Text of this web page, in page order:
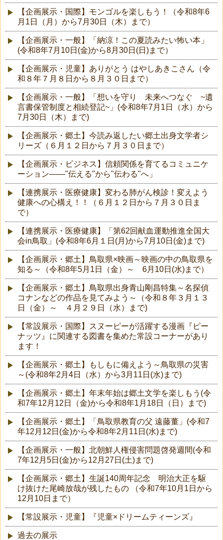
【企画展示・国際】モンゴルを楽しもう！（令和8年6
月1日（月）から7月30日（木）まで）
【企画展示・一般】「納涼！この夏読みたい怖い本」
(令和8年7月10日(金)から8月30日(日)まで）
【企画展示・児童】ありがとう はやしあきこさん（令
和８年７月８日から８月３０日まで）
【企画展示・一般】「想いを守り 未来へつなぐ ~遺
言書保管制度と相続登記~」(令和8年7月1日（水）から
7月30日（木）まで)
【企画展示・郷土】今読み返したい郷土出身文学者シ
リーズ（６月１２日から７月３０日まで）
【企画展示・ビジネス】信頼関係を育てるコミュニケ
ーション――"伝える"から"伝わる"へ」
【連携展示・医療健康】変わる肺がん検診！変えよう
健康への心構え！！（６月１２日から７月３０日ま
で）
【連携展示・医療健康】「第62回献血運動推進全国大
会in鳥取」(令和8年6月１日(月)から7月10日(金)まで)
【企画展示・郷土】鳥取県×映画～映画の中の鳥取県を
知る～（令和8年5月1日（金）～ 6月10日(水)まで）
【企画展示・郷土】鳥取県出身青山剛昌特集～名探偵
コナンなどの作品を見てみよう～（令和８年３月１３
日（金）～ ４月２９日（水）まで)
【常設展示・国際】スヌーピーが活躍する漫画『ピー
ナッツ』に関連する図書を集めた常設コーナーがあり
ます！
【企画展示・郷土】もしもに備えよう～鳥取県の災害
～(令和8年2月4日（水）から3月11日(水)まで)
【企画展示・郷土】年末年始は郷土文学を楽しもう(令
和7年12月12日（金)から令和8年1月18日（日）まで)
【企画展示・郷土】「鳥取県教育の父 遠藤董」(令和7
年12月12日(金)から令和8年2月11日(水)まで)
【企画展示・一般】北朝鮮人権侵害問題啓発週間(令和
7年12月5日(金)から12月27日(土)まで)
【企画展示・郷土】生誕140周年記念 明治大正を駆
け抜けた尾崎放哉が残したもの （令和7年10月1日から
12月10日まで）
【常設展示・児童】『児童×ドリームティーンズ』
過去の展示